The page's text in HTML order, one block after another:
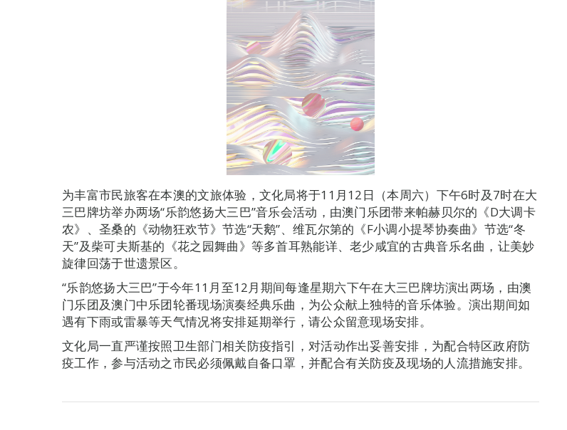
为丰富市民旅客在本澳的文旅体验，文化局将于11月12日（本周六）下午6时及7时在大
三巴牌坊举办两场“乐韵悠扬大三巴”音乐会活动，由澳门乐团带来帕赫贝尔的《D大调卡
农》、圣桑的《动物狂欢节》节选“天鹅”、维瓦尔第的《F小调小提琴协奏曲》节选“冬
天”及柴可夫斯基的《花之园舞曲》等多首耳熟能详、老少咸宜的古典音乐名曲，让美妙
旋律回荡于世遗景区。
“乐韵悠扬大三巴”于今年11月至12月期间每逢星期六下午在大三巴牌坊演出两场，由澳
门乐团及澳门中乐团轮番现场演奏经典乐曲，为公众献上独特的音乐体验。演出期间如
遇有下雨或雷暴等天气情况将安排延期举行，请公众留意现场安排。
文化局一直严谨按照卫生部门相关防疫指引，对活动作出妥善安排，为配合特区政府防
疫工作，参与活动之市民必须佩戴自备口罩，并配合有关防疫及现场的人流措施安排。